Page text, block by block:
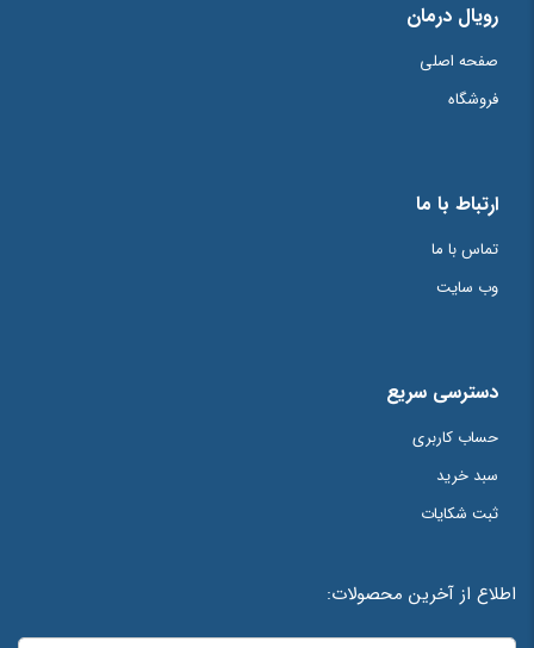
رویال درمان
صفحه اصلی
فروشگاه
ارتباط با ما
تماس با ما
وب سایت
دسترسی سریع
حساب کاربری
سبد خرید
ثبت شکایات
اطلاع از آخرین محصولات: